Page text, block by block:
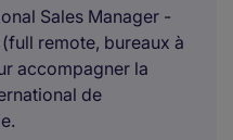
Sales Manager -
remote, bureaux à
accompagner la
de